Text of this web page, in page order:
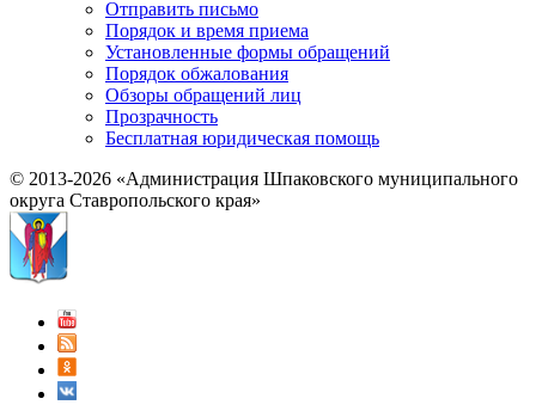
Отправить письмо
Порядок и время приема
Установленные формы обращений
Порядок обжалования
Обзоры обращений лиц
Прозрачность
Бесплатная юридическая помощь
© 2013-2026 «Администрация Шпаковского муниципального
округа Ставропольского края»